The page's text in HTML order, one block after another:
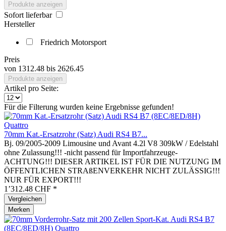
Produkte anzeigen
Sofort lieferbar
Hersteller
Friedrich Motorsport
Preis
von 1312.48 bis 2626.45
Produkte anzeigen
Artikel pro Seite:
Für die Filterung wurden keine Ergebnisse gefunden!
70mm Kat.-Ersatzrohr (Satz) Audi RS4 B7...
Bj. 09/2005-2009 Limousine und Avant 4.2l V8 309kW / Edelstahl
ohne Zulassung!!! -nicht passend für Importfahrzeuge-
ACHTUNG!!! DIESER ARTIKEL IST FÜR DIE NUTZUNG IM
ÖFFENTLICHEN STRAßENVERKEHR NICHT ZULÄSSIG!!!
NUR FÜR EXPORT!!!
1’312.48 CHF *
Vergleichen
Merken